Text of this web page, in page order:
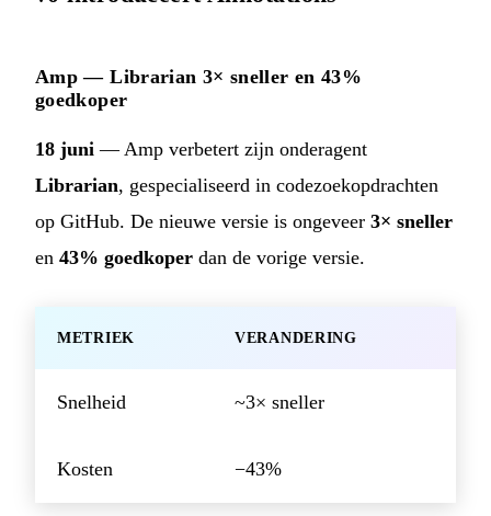
Amp — Librarian 3× sneller en 43%
goedkoper
18 juni — Amp verbetert zijn onderagent
Librarian, gespecialiseerd in codezoekopdrachten
op GitHub. De nieuwe versie is ongeveer 3× sneller
en 43% goedkoper dan de vorige versie.
METRIEK VERANDERING
Snelheid ~3× sneller
Kosten −43%